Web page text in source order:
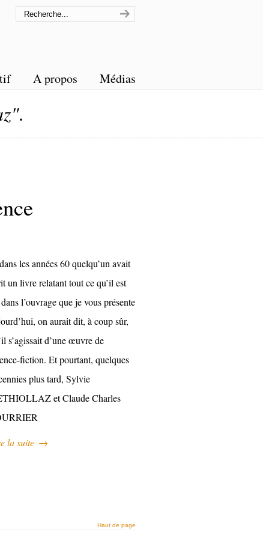
A propos Médias
.
les années 60 quelqu’un avait
un livre relatant tout ce qu’il est
l’ouvrage que je vous présente
on aurait dit, à coup sûr,
s’agissait d’une œuvre de
fiction. Et pourtant, quelques
plus tard, Sylvie
et Claude Charles
la suite →
Haut de page